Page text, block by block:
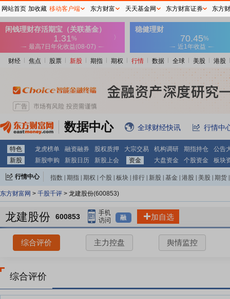
财经 焦点 股票 新股 期指 期权 行情 数据 全球 美股 港股
数据中心 全球财经快讯 行情中
特色 龙虎榜单 融资融券 股权质押 大宗交易 机构调研 期指持仓
公告
新股
新股申购 新股日历 新股上会 资金 大盘资金 个股资金 板块
行情中心 指数 期指 期权 个股 板块 排行 新股 基金 港股 美股 期货
东方财富网 > 千股千评 > 龙建股份(600853)
龙建股份 600853 融 加自选
综合评价 主力控盘 舆情监控
综合评价
网站首页 加收藏 移动客户端 东方财富 天天基金网 东方财富证券 东方